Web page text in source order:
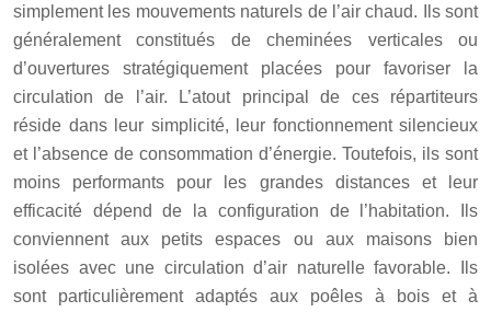
simplement les mouvements naturels de l’air chaud. Ils sont
généralement constitués de cheminées verticales ou
d’ouvertures stratégiquement placées pour favoriser la
circulation de l’air. L’atout principal de ces répartiteurs
réside dans leur simplicité, leur fonctionnement silencieux
et l’absence de consommation d’énergie. Toutefois, ils sont
moins performants pour les grandes distances et leur
efficacité dépend de la configuration de l’habitation. Ils
conviennent aux petits espaces ou aux maisons bien
isolées avec une circulation d’air naturelle favorable. Ils
sont particulièrement adaptés aux poêles à bois et à